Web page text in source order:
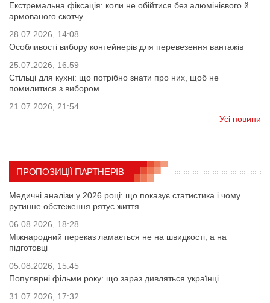
Екстремальна фіксація: коли не обійтися без алюмінієвого й
армованого скотчу
28.07.2026, 14:08
Особливості вибору контейнерів для перевезення вантажів
25.07.2026, 16:59
Стільці для кухні: що потрібно знати про них, щоб не
помилитися з вибором
21.07.2026, 21:54
Усі новини
ПРОПОЗИЦІЇ ПАРТНЕРІВ
Медичні аналізи у 2026 році: що показує статистика і чому
рутинне обстеження рятує життя
06.08.2026, 18:28
Міжнародний переказ ламається не на швидкості, а на
підготовці
05.08.2026, 15:45
Популярні фільми року: що зараз дивляться українці
31.07.2026, 17:32